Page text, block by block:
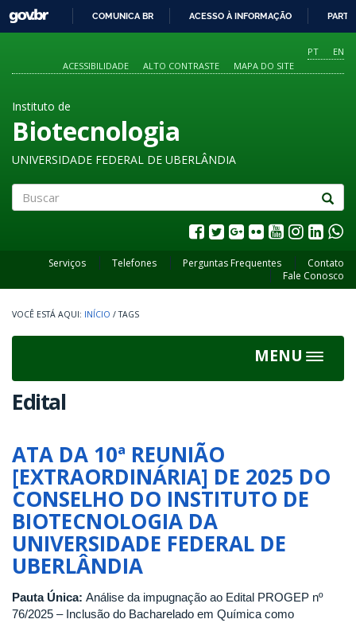
O
CONTEÚDO
GOVBR
COMUNICA BR ACESSO À INFORMAÇÃO
PT
EN
ACESSIBILIDADE
ALTO CONTRASTE MAPA DO SITE
Instituto de
Biotecnologia
UNIVERSIDADE FEDERAL DE UBERLÂNDIA
Serviços Telefones Perguntas Frequentes
Contato
Fale Conosco
INÍCIO / TAGS
MENU
Toggle
Edital
ATA DA 10ª REUNIÃO
[EXTRAORDINÁRIA] DE 2025 DO
CONSELHO DO INSTITUTO DE
BIOTECNOLOGIA DA
UNIVERSIDADE FEDERAL DE
UBERLÂNDIA
Pauta Única: Análise da impugnação ao Edital PROGEP nº
76/2025 – Inclusão do Bacharelado em Química como